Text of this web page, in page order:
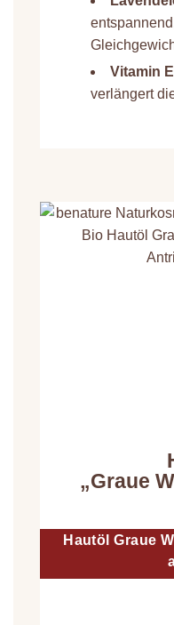
Vitamin E
verlängert
„Graue
Hautöl Graue